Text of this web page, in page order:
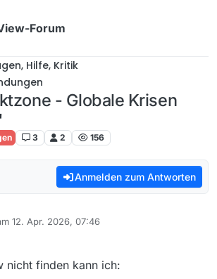
Forum
Hilfe, Kritik
- Globale Krisen
3 2 156
Anmelden zum Antworten
12. Apr. 2026, 07:46
von
nicht finden kann ich: